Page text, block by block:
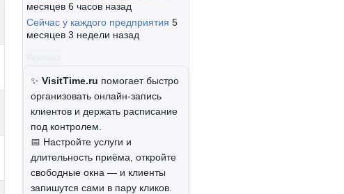
месяцев 6 часов назад
Сейчас у каждого предприятия 5
месяцев 3 недели назад
✨ VisitTime.ru помогает быстро
организовать онлайн-запись
клиентов и держать расписание
под контролем.
📅 Настройте услуги и
длительность приёма, откройте
свободные окна — и клиенты
запишутся сами в пару кликов.